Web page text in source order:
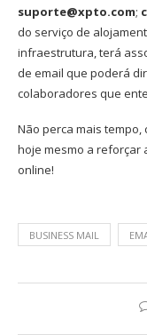
suporte@xpto.com;
do serviço de
infraestrutura, terá
de email que poderá
colaboradores que
Não perca mais tempo,
hoje mesmo a reforçar
online!
BUSINESS MAIL